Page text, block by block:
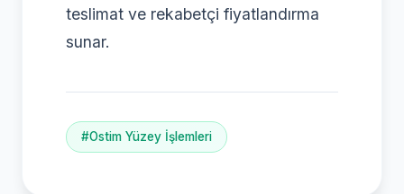
teslimat ve rekabetçi fiyatlandırma
sunar.
#Ostim Yüzey İşlemleri